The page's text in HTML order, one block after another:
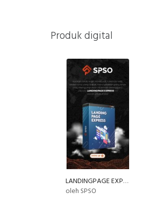
Produk digital
LANDINGPAGE EXPRESS
oleh SPSO